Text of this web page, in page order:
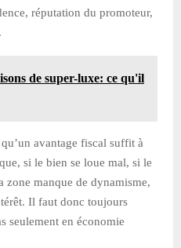
réputation du promoteur,
de super-luxe: ce qu'il
avantage fiscal suffit à
si le bien se loue mal, si le
manque de dynamisme,
Il faut donc toujours
seulement en économie